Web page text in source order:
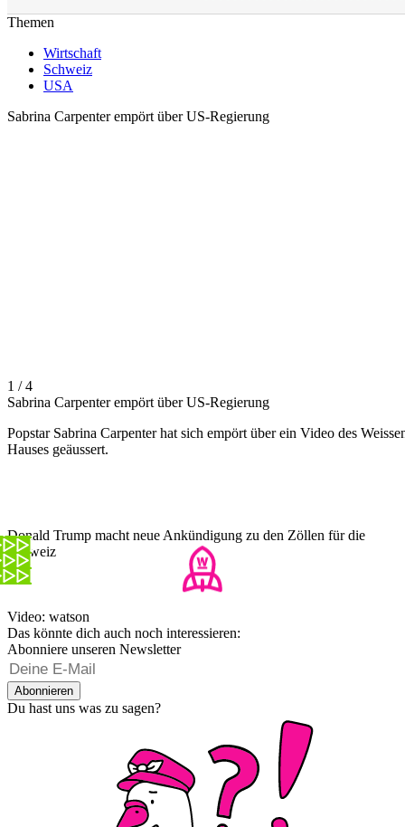
Themen
Wirtschaft
Schweiz
USA
Sabrina Carpenter empört über US-Regierung
1 / 4
Sabrina Carpenter empört über US-Regierung
Popstar Sabrina Carpenter hat sich empört über ein Video des
Hauses geäussert.
Donald Trump macht neue Ankündigung zu den Zöllen für die
Schweiz
Video: watson
Das könnte dich auch noch interessieren:
Abonniere unseren Newsletter
Abonnieren
Du hast uns was zu sagen?